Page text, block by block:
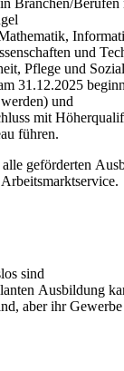
und
Pflege und
31.12.2025
und
mit
führen.
geförderten
sind
Ausbildung
aber ihr